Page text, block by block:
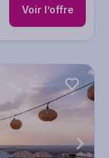
Voir l’offre